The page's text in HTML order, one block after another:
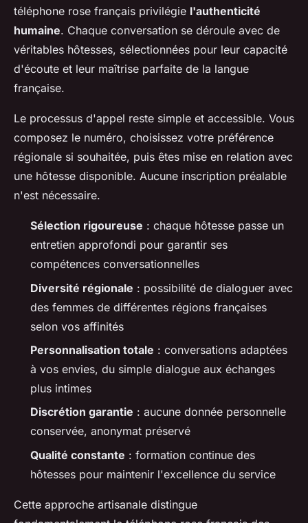
téléphone rose français privilégie l'authenticité
humaine. Chaque conversation se déroule avec de
véritables hôtesses, sélectionnées pour leur capacité
d'écoute et leur maîtrise parfaite de la langue
française.
Le processus d'appel reste simple et accessible. Vous
composez le numéro, choisissez votre préférence
régionale si souhaitée, puis êtes mise en relation avec
une hôtesse disponible. Aucune inscription préalable
n'est nécessaire.
Sélection rigoureuse : chaque hôtesse passe un
entretien approfondi pour garantir ses
compétences conversationnelles
Diversité régionale : possibilité de dialoguer avec
des femmes de différentes régions françaises
selon vos affinités
Personnalisation totale : conversations adaptées
à vos envies, du simple dialogue aux échanges
plus intimes
Discrétion garantie : aucune donnée personnelle
conservée, anonymat préservé
Qualité constante : formation continue des
hôtesses pour maintenir l'excellence du service
Cette approche artisanale distingue